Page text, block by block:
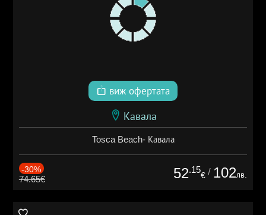
виж офертата
Кавала
Tosca Beach- Кавала
-30%
74.65€ 52.15
€ / 102лв.